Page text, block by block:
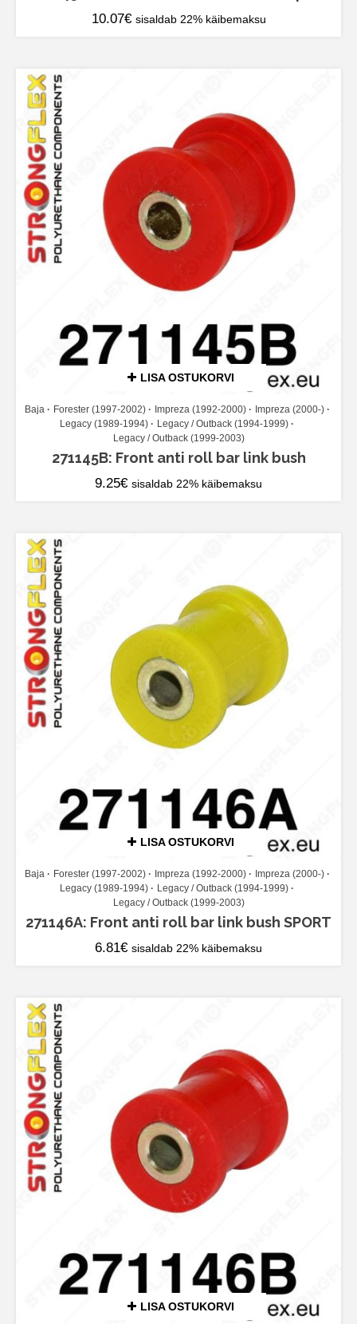
10.07€ sisaldab 22% käibemaksu
LISA OSTUKORVI
Baja Forester (1997-2002) Impreza (1992-2000)
Impreza (2000-)
Legacy (1989-1994)
Legacy / Outback (1994-1999)
Legacy / Outback (1999-2003)
271145B: Front anti roll bar link bush
9.25€ sisaldab 22% käibemaksu
LISA OSTUKORVI
Baja Forester (1997-2002) Impreza (1992-2000)
Impreza (2000-)
Legacy (1989-1994)
Legacy / Outback (1994-1999)
Legacy / Outback (1999-2003)
271146A: Front anti roll bar link bush SPORT
6.81€ sisaldab 22% käibemaksu
LISA OSTUKORVI